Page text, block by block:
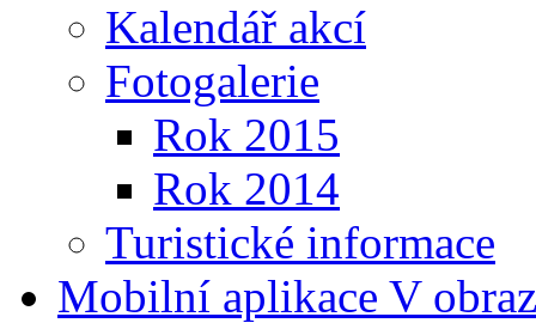
Kalendář akcí
Fotogalerie
Rok 2015
Rok 2014
Turistické informace
Mobilní aplikace V